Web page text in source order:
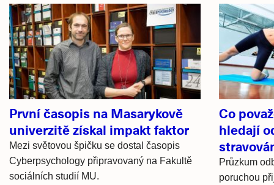
Související
články
První časopis na Masarykově
univerzitě získal impakt faktor
Mezi světovou špičku se dostal časopis
Cyberpsychology připravovaný na Fakultě
sociálních studií MU.
Co
hledají
Průzkum
poruchou